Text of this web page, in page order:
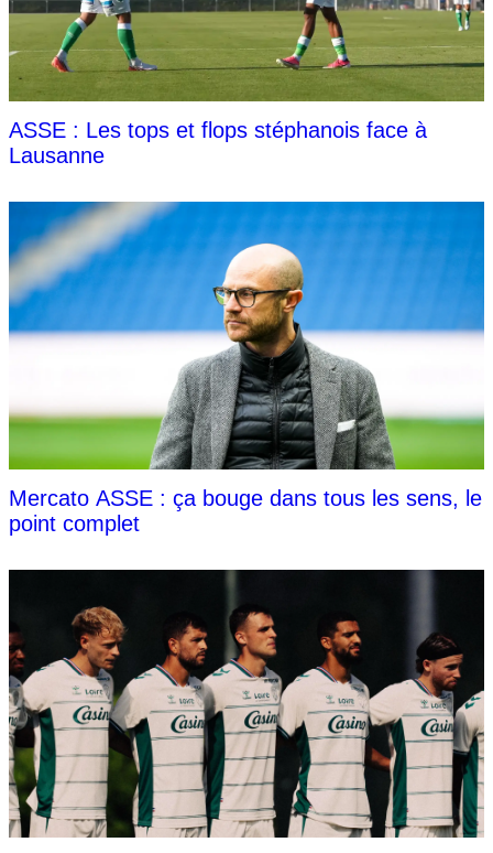
ASSE : Les tops et flops stéphanois face à
Lausanne
Mercato ASSE : ça bouge dans tous les sens, le
point complet